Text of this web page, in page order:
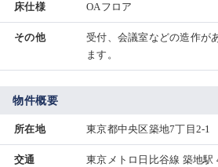
床仕様 OAフロア
その他
受付、会議室などの造作が
ます。
物件概要
所在地 東京都中央区築地7丁目2-1
交通
東京メトロ日比谷線 築地駅